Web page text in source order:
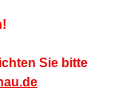
Sie bitte